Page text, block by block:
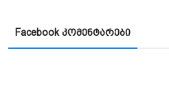
Facebook კომენტარები